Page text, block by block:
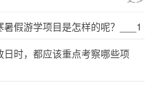
假游学项目是怎样的呢？___1
时，都应该重点考察哪些项